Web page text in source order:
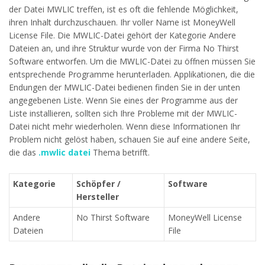
der Datei MWLIC treffen, ist es oft die fehlende Möglichkeit,
ihren Inhalt durchzuschauen. Ihr voller Name ist MoneyWell
License File. Die MWLIC-Datei gehört der Kategorie Andere
Dateien an, und ihre Struktur wurde von der Firma No Thirst
Software entworfen. Um die MWLIC-Datei zu öffnen müssen Sie
entsprechende Programme herunterladen. Applikationen, die die
Endungen der MWLIC-Datei bedienen finden Sie in der unten
angegebenen Liste. Wenn Sie eines der Programme aus der
Liste installieren, sollten sich Ihre Probleme mit der MWLIC-
Datei nicht mehr wiederholen. Wenn diese Informationen Ihr
Problem nicht gelöst haben, schauen Sie auf eine andere Seite,
die das .mwlic datei Thema betrifft.
Kategorie
Schöpfer /
Hersteller
Software
Andere
Dateien
No Thirst Software
MoneyWell License
File